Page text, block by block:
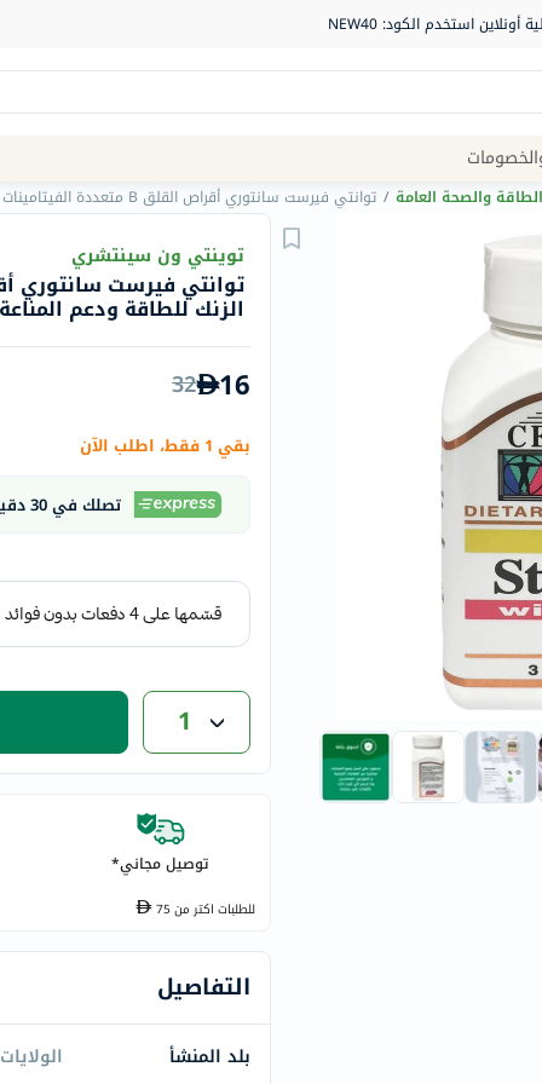
Navigation
الصيدلية
الماركات
Humantara
carroten
betadine
vitabiotics
bioderma
now
dymatize
medicube
life
blueberry-
naturals
bepanthen
21st-
الطاقة والصحة العامة / توانتي فيرست سانتوري أقراص القلق B متعددة الفيتامينات مع الزنك للطاقة ودعم المناعة حزمة من 30
توينتي ون سينتشري
الزنك للطاقة ودعم
16
32
بقي 1 فقط، اطلب الآن
تصلك في 30 دقيقة
1
توصيل مجاني*
للطلبات اكتر من75
التفاصيل
بلد المنشأ